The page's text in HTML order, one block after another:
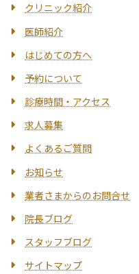
クリニック紹介
医師紹介
はじめての方へ
予約について
診療時間・アクセス
求人募集
よくあるご質問
お知らせ
業者さまからのお問合せ
院長ブログ
スタッフブログ
サイトマップ